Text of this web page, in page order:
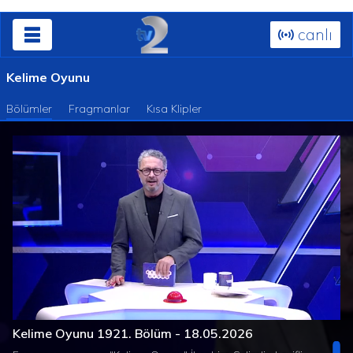
canlı
Kelime Oyunu
Bölümler Fragmanlar Kısa Klipler
/
Süre
Yüklendi:
Yükleniyor:
Kelime Oyunu 1921. Bölüm - 18.05.2026